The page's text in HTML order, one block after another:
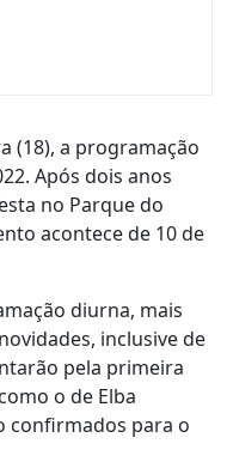
(18), a programação
Após dois anos
no Parque do
acontece de 10 de
diurna, mais
inclusive de
pela primeira
o de Elba
confirmados para o